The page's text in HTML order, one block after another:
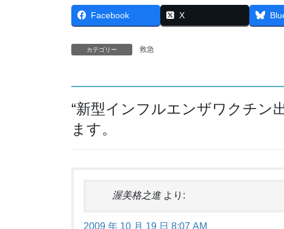
Facebook X
カテゴリー 救急
“新型インフルエンザワクチン
ます。
渥美格之進 より:
2009 年 10 月 19 日 8:07 AM